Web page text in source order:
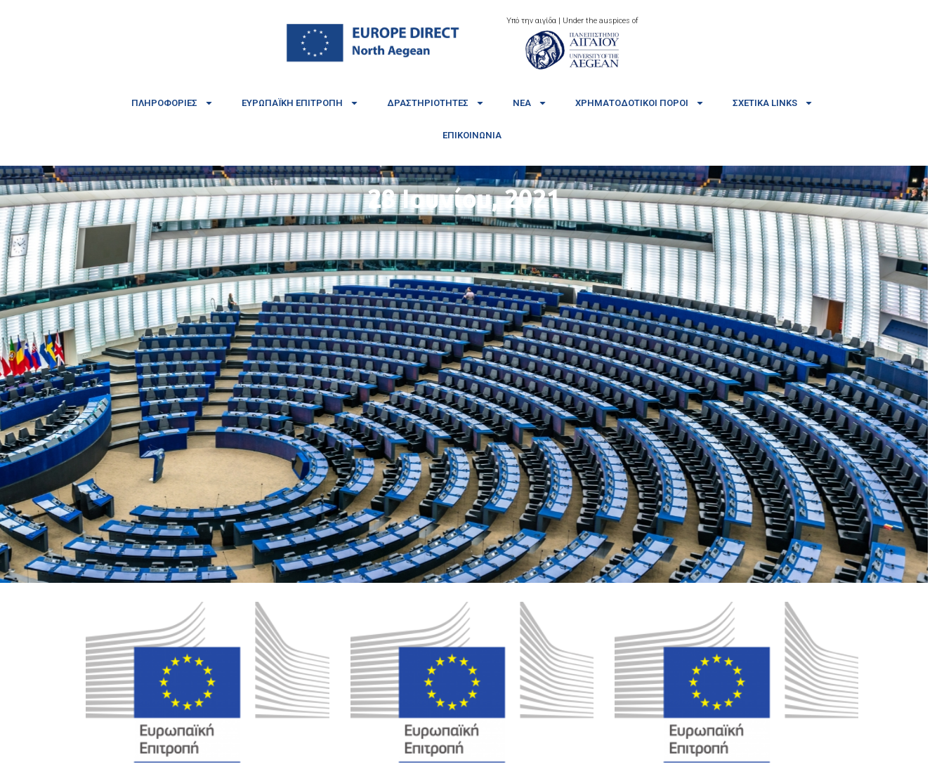
Υπό την αιγίδα | Under the auspices of
ΠΛΗΡΟΦΟΡΊΕΣ ΕΥΡΩΠΑΪΚΉ ΕΠΙΤΡΟΠΉ ΔΡΑΣΤΗΡΙΌΤΗΤΕΣ ΝΈΑ ΧΡΗΜΑΤΟΔΟΤΙΚΟΊ ΠΌΡΟΙ ΣΧΕΤΙΚΆ LINKS
ΕΠΙΚΟΙΝΩΝΊΑ
28 Ιουνίου, 2021